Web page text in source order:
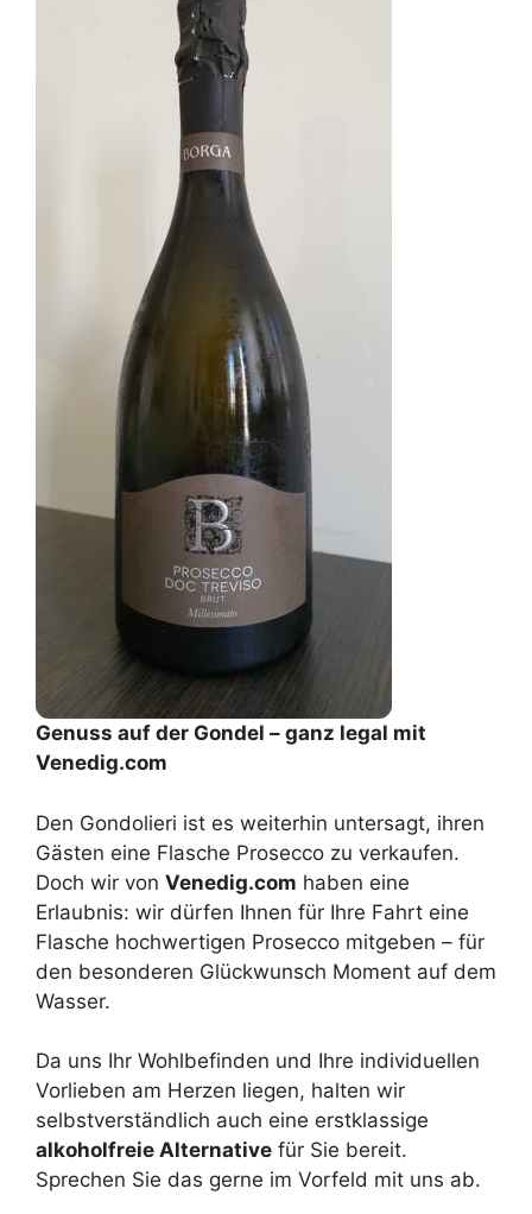
Genuss auf der Gondel – ganz legal mit
Venedig.com
Den Gondolieri ist es weiterhin untersagt, ihren
Gästen eine Flasche Prosecco zu verkaufen.
Doch wir von Venedig.com haben eine
Erlaubnis: wir dürfen Ihnen für Ihre Fahrt eine
Flasche hochwertigen Prosecco mitgeben – für
den besonderen Glückwunsch Moment auf dem
Wasser.
Da uns Ihr Wohlbefinden und Ihre individuellen
Vorlieben am Herzen liegen, halten wir
selbstverständlich auch eine erstklassige
alkoholfreie Alternative für Sie bereit.
Sprechen Sie das gerne im Vorfeld mit uns ab.